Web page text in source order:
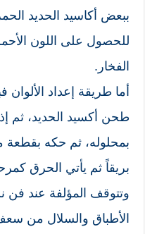
ببعض أكاسيد الحديد
للحصول على اللون
الفخار.
أما طريقة إعداد
طحن أكسيد الحديد، ثم
بمحلوله، ثم حكه
بريقاً ثم يأتي الحرق
وتتوقف المؤلفة عند فن
الأطباق والسلال من